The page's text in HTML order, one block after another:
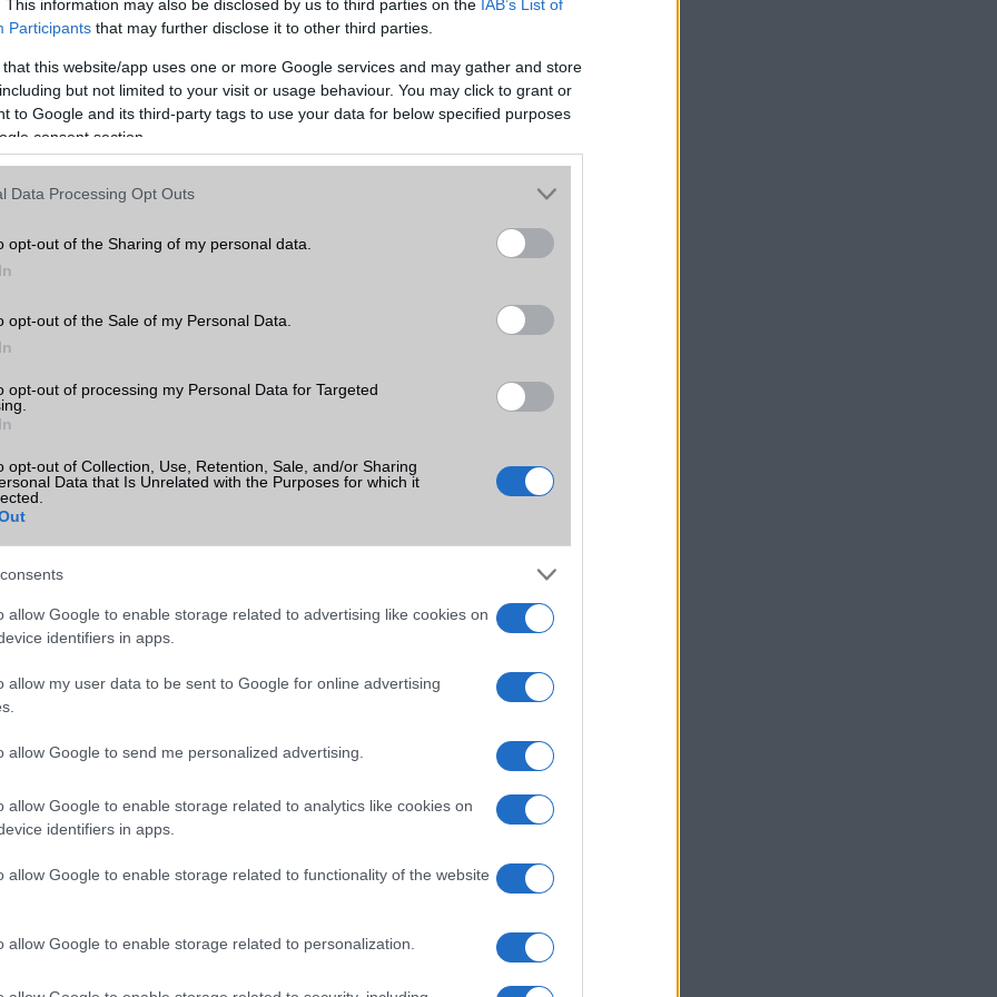
This information may also be disclosed by us to third parties on the IAB’s List of
Participants that may further disclose it to other third parties.
that this website/app uses one or more Google services and may gather and store
but not limited to your visit or usage behaviour. You may click to grant or
to Google and its third-party tags to use your data for below specified purposes
consent section.
Data Processing Opt Outs
opt-out of the Sharing of my personal data.
opt-out of the Sale of my Personal Data.
opt-out of processing my Personal Data for Targeted
opt-out of Collection, Use, Retention, Sale, and/or Sharing
Data that Is Unrelated with the Purposes for which it
allow Google to enable storage related to advertising like cookies on
identifiers in apps.
allow my user data to be sent to Google for online advertising
allow Google to send me personalized advertising.
allow Google to enable storage related to analytics like cookies on
identifiers in apps.
allow Google to enable storage related to functionality of the website
allow Google to enable storage related to personalization.
Szigetelés: hűsölj nyáron is!
Napos, forró nyári délutánokon gyakran
kicsit megpihenhetünk.
hogyan
a
a termékek
nehézkes feladat
bérszámfejtés az
2026.07.13
feladatokra fordított időt és energiát.
szívóerő, 80 perces
üzemidő és intelligens
funkciók egyetlen modern
2026.07.02
olyan prémium funkciókat kínál, amelyek
a
az elmúlt
vett fel, ami
meg a mindennapi
és a
használatát.
álláshirdetés feladása egy
2026.06.26
Állásajánlatokat keresel vagy ingyenesen
Olvasd el tippjeinket és találd meg a legjobb
válassz
Napelem telepítés: hogyan
felmérés és szakfelmérés